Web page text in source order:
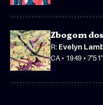
Zbogom
R: Evelyn
CA • 1949 •